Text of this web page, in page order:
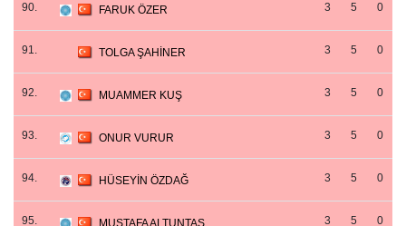
90. FARUK ÖZER 3 5 0
91. TOLGA ŞAHİNER 3 5 0
92. MUAMMER KUŞ 3 5 0
93. ONUR VURUR 3 5 0
94. HÜSEYİN ÖZDAĞ 3 5 0
95. MUSTAFA ALTUNTAŞ 3 5 0